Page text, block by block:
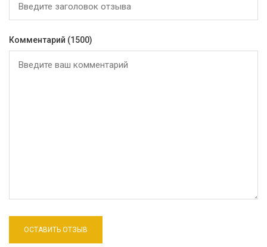
Комментарий (1500)